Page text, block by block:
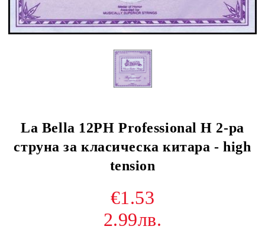
La Bella 12PH Professional H 2-ра
струна за класическа китара - high
tension
€1.53
2.99лв.